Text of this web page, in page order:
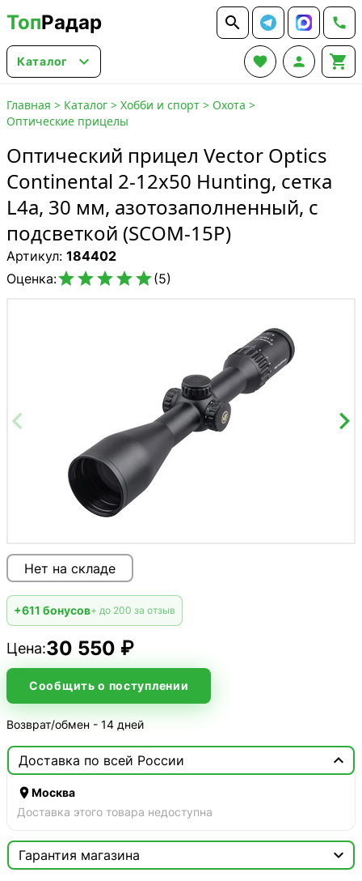
ТопРадар  
Каталог    
Главная > Каталог > Хобби и спорт > Охота >
Оптические прицелы
Оптический прицел Vector Optics
Continental 2-12x50 Hunting, сетка
L4a, 30 мм, азотозаполненный, с
подсветкой (SCOM-15P)
Артикул: 184402
Оценка:(5)
Нет на складе
+611 бонусов+ до 200 за отзыв
Цена:30 550 ₽
Сообщить о поступлении
Возврат/обмен - 14 дней
Доставка по всей России 
Москва
Доставка этого товара недоступна
Гарантия магазина
